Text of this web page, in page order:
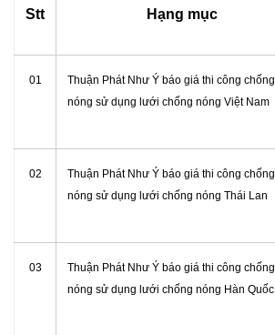
Stt Hạng mục
01
Thuận Phát Như Ý báo giá thi công chống
nóng sử dụng lưới chống nóng Việt Nam
02
Thuận Phát Như Ý báo giá thi công chống
nóng sử dụng lưới chống nóng Thái Lan
03
Thuận Phát Như Ý báo giá thi công chống
nóng sử dụng lưới chống nóng Hàn Quốc